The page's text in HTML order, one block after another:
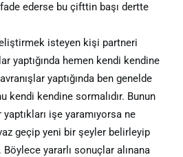
ifade ederse bu çifttin başı dertte
isteyen kişi partneri
yaptığında hemen kendi kendine
yaptığında ben genelde
kendi kendine sormalıdır. Bunun
işe yaramıyorsa ne
geçip yeni bir şeyler belirleyip
Böylece yararlı sonuçlar alınana